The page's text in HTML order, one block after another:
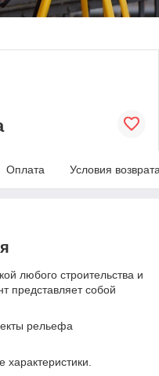
Оплата Условия
любого строительства и
представляет собой
рельефа
характеристики.